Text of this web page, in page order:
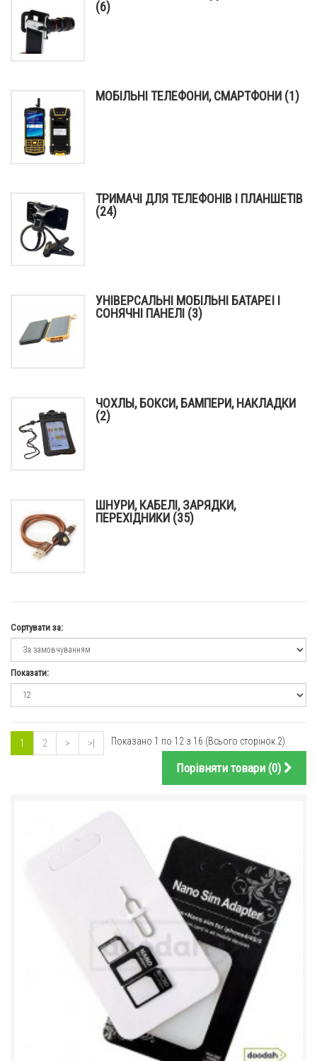
(6)
МОБІЛЬНІ ТЕЛЕФОНИ, СМАРТФОНИ (1)
ТРИМАЧІ ДЛЯ ТЕЛЕФОНІВ І ПЛАНШЕТІВ
(24)
УНІВЕРСАЛЬНІ МОБІЛЬНІ БАТАРЕЇ І
СОНЯЧНІ ПАНЕЛІ (3)
ЧОХЛЫ, БОКСИ, БАМПЕРИ, НАКЛАДКИ
(2)
ШНУРИ, КАБЕЛІ, ЗАРЯДКИ,
ПЕРЕХІДНИКИ (35)
Сортувати за:
Показати:
1 2 > >| Показано 1 по 12 з 16 (Всього сторінок 2)
Порівняти товари (0)